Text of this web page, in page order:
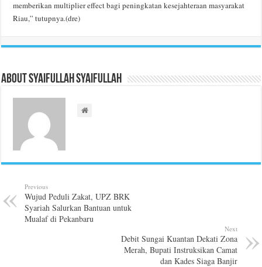
memberikan multiplier effect bagi peningkatan kesejahteraan masyarakat
Riau,” tutupnya.(dre)
About Syaifullah Syaifullah
Previous
Wujud Peduli Zakat, UPZ BRK
Syariah Salurkan Bantuan untuk
Mualaf di Pekanbaru
Next
Debit Sungai Kuantan Dekati Zona
Merah, Bupati Instruksikan Camat
dan Kades Siaga Banjir